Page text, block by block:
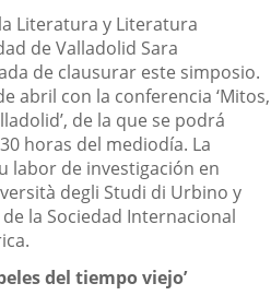
Literatura y Literatura
de Valladolid Sara
de clausurar este simposio.
abril con la conferencia ‘Mitos,
de la que se podrá
horas del mediodía. La
labor de investigación en
degli Studi di Urbino y
la Sociedad Internacional
del tiempo viejo’